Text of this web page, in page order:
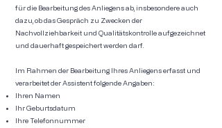
für die Bearbeitung des Anliegens ab, insbesondere auch
dazu, ob das Gespräch zu Zwecken der
Nachvollziehbarkeit und Qualitätskontrolle aufgezeichnet
und dauerhaft gespeichert werden darf.
Im Rahmen der Bearbeitung Ihres Anliegens erfasst und
verarbeitet der Assistent folgende Angaben:
Ihren Namen
Ihr Geburtsdatum
Ihre Telefonnummer